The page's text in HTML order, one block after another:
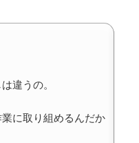
違うの。
に取り組めるんだか